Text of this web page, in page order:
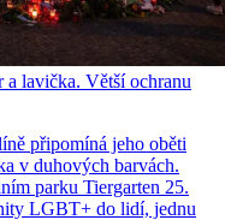
lavička. Větší ochranu
připomíná jeho oběti
v duhových barvách.
parku Tiergarten 25.
LGBT+ do lidí, jednu